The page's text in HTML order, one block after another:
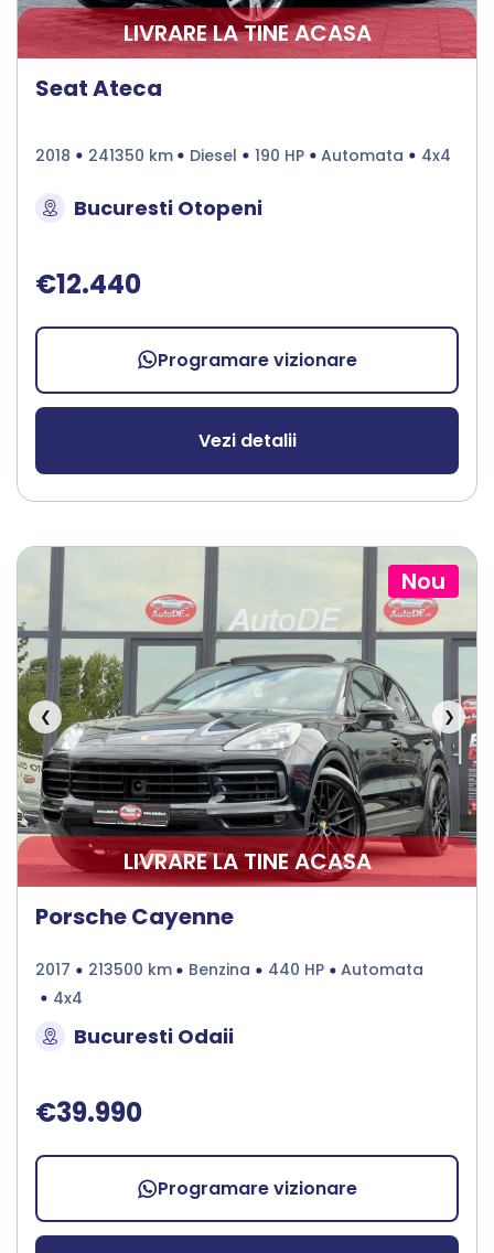
LIVRARE LA TINE ACASA
Seat Ateca
2018 241350 km Diesel 190 HP Automata 4x4
Bucuresti Otopeni
€12.440
Programare vizionare
Vezi detalii
Nou
❮ ❯
LIVRARE LA TINE ACASA
Porsche Cayenne
2017 213500 km Benzina 440 HP
Automata
4x4
Bucuresti Odaii
€39.990
Programare vizionare